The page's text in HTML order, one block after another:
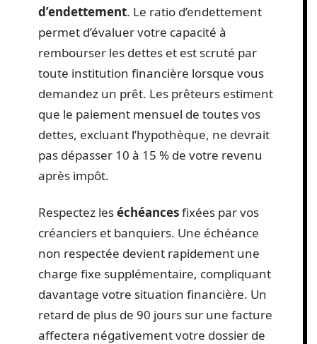
d’endettement. Le ratio d’endettement
permet d’évaluer votre capacité à
rembourser les dettes et est scruté par
toute institution financière lorsque vous
demandez un prêt. Les prêteurs estiment
que le paiement mensuel de toutes vos
dettes, excluant l’hypothèque, ne devrait
pas dépasser 10 à 15 % de votre revenu
après impôt.
Respectez leséchéancesfixées par vos
créanciers et banquiers. Une échéance
non respectée devient rapidement une
charge fixe supplémentaire, compliquant
davantage votre situation financière. Un
retard de plus de 90 jours sur une facture
affectera négativement votre dossier de